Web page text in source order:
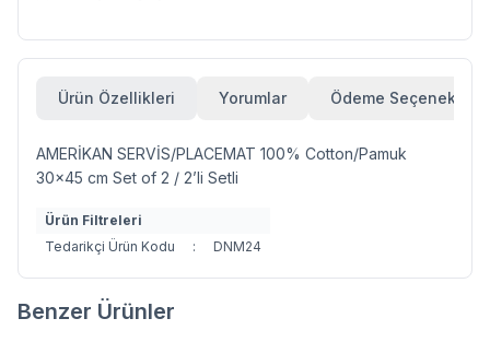
Ürün Özellikleri Yorumlar Ödeme Seçenekleri
AMERİKAN SERVİS/PLACEMAT 100% Cotton/Pamuk
30x45 cm Set of 2 / 2’li Setli
Ürün Filtreleri
Tedarikçi Ürün Kodu
: DNM24
Benzer Ürünler